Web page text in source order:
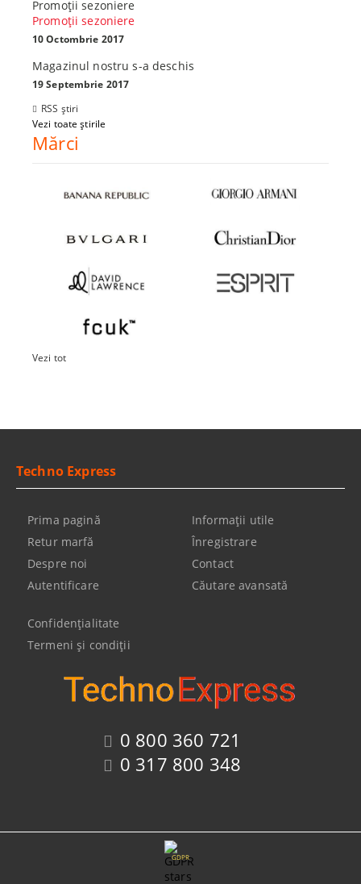
Promoţii sezoniere
Promoţii sezoniere
10 Octombrie 2017
Magazinul nostru s-a deschis
19 Septembrie 2017
RSS știri
Vezi toate știrile
Mărci
Vezi tot
0 800 360 721
0 317 800 348
Techno Express
Prima pagină
Retur marfă
Despre noi
Autentificare
Informaţii utile
Înregistrare
Contact
Căutare avansată
Confidenţialitate
Termeni şi condiţii
GDPR